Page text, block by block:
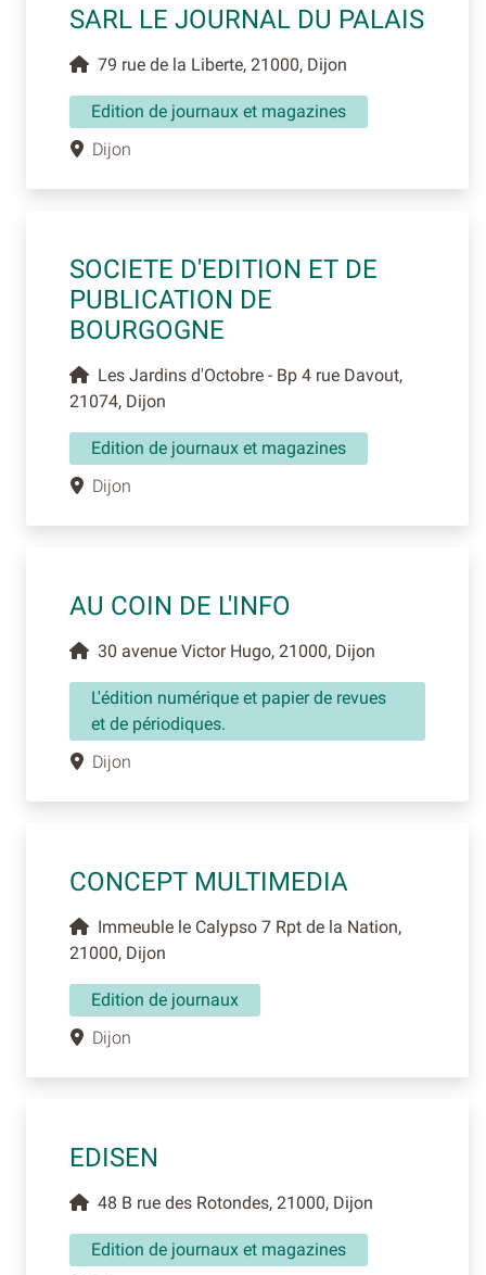
SARL LE JOURNAL DU PALAIS
79 rue de la Liberte, 21000, Dijon
Edition de journaux et magazines
Dijon
SOCIETE D'EDITION ET DE
PUBLICATION DE
BOURGOGNE
Les Jardins d'Octobre - Bp 4 rue Davout,
21074, Dijon
Edition de journaux et magazines
Dijon
AU COIN DE L'INFO
30 avenue Victor Hugo, 21000, Dijon
L'édition numérique et papier de revues
et de périodiques.
Dijon
CONCEPT MULTIMEDIA
Immeuble le Calypso 7 Rpt de la Nation,
21000, Dijon
Edition de journaux
Dijon
EDISEN
48 B rue des Rotondes, 21000, Dijon
Edition de journaux et magazines